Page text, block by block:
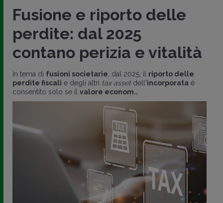
Fusione e riporto delle
perdite: dal 2025
contano perizia e vitalità
In tema di fusioni societarie , dal 2025, il riporto delle
perdite fiscali e degli altri tax asset dell'incorporata è
consentito solo se il valore econom..